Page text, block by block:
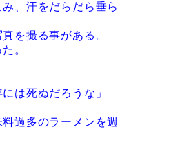
、汗をだらだら垂ら
を撮る事がある。
。
は死ぬだろうな」
過多のラーメンを週